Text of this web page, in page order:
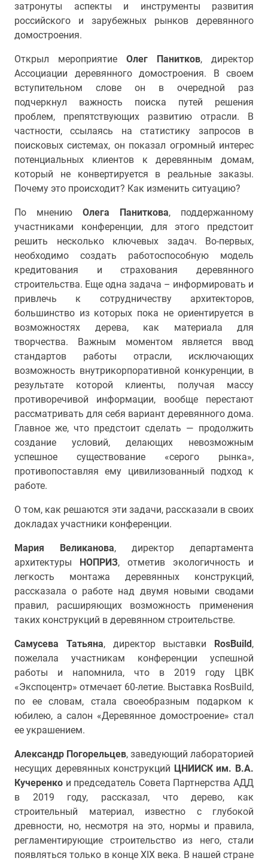
затронуты аспекты и инструменты развития
российского и зарубежных рынков деревянного
домостроения.
Открыл мероприятие Олег Панитков, директор
Ассоциации деревянного домостроения. В своем
вступительном слове он в очередной раз
подчеркнул важность поиска путей решения
проблем, препятствующих развитию отрасли. В
частности, ссылаясь на статистику запросов в
поисковых системах, он показал огромный интерес
потенциальных клиентов к деревянным домам,
который не конвертируется в реальные заказы.
Почему это происходит? Как изменить ситуацию?
По мнению Олега Паниткова, поддержанному
участниками конференции, для этого предстоит
решить несколько ключевых задач. Во-первых,
необходимо создать работоспособную модель
кредитования и страхования деревянного
строительства. Еще одна задача – информировать и
привлечь к сотрудничеству архитекторов,
большинство из которых пока не ориентируется в
возможностях дерева, как материала для
творчества. Важным моментом является ввод
стандартов работы отрасли, исключающих
возможность внутрикорпоративной конкуренции, в
результате которой клиенты, получая массу
противоречивой информации, вообще перестают
рассматривать для себя вариант деревянного дома.
Главное же, что предстоит сделать — продолжить
создание условий, делающих невозможным
успешное существование «серого рынка»,
противопоставляя ему цивилизованный подход к
работе.
О том, как решаются эти задачи, рассказали в своих
докладах участники конференции.
Мария Великанова, директор департамента
архитектуры НОПРИЗ, отметив экологичность и
легкость монтажа деревянных конструкций,
рассказала о работе над двумя новыми сводами
правил, расширяющих возможность применения
таких конструкций в деревянном строительстве.
Самусева Татьяна, директор выставки RosBuild,
пожелала участникам конференции успешной
работы и напомнила, что в 2019 году ЦВК
«Экспоцентр» отмечает 60-летие. Выставка RosBuild,
по ее словам, стала своеобразным подарком к
юбилею, а салон «Деревянное домостроение» стал
ее украшением.
Александр Погорельцев, заведующий лабораторией
несущих деревянных конструкций ЦНИИСК им. В.А.
Кучеренко и председатель Совета Партнерства АДД
в 2019 году, рассказал, что дерево, как
строительный материал, известно с глубокой
древности, но, несмотря на это, нормы и правила,
регламентирующие строительство из него, стали
появляться только в конце XIX века. В нашей стране